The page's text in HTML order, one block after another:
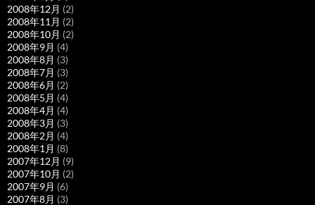
2008年12月 (2)
2008年11月 (2)
2008年10月 (2)
2008年9月 (4)
2008年8月 (3)
2008年7月 (3)
2008年6月 (2)
2008年5月 (4)
2008年4月 (4)
2008年3月 (3)
2008年2月 (4)
2008年1月 (8)
2007年12月 (9)
2007年10月 (2)
2007年9月 (6)
2007年8月 (3)